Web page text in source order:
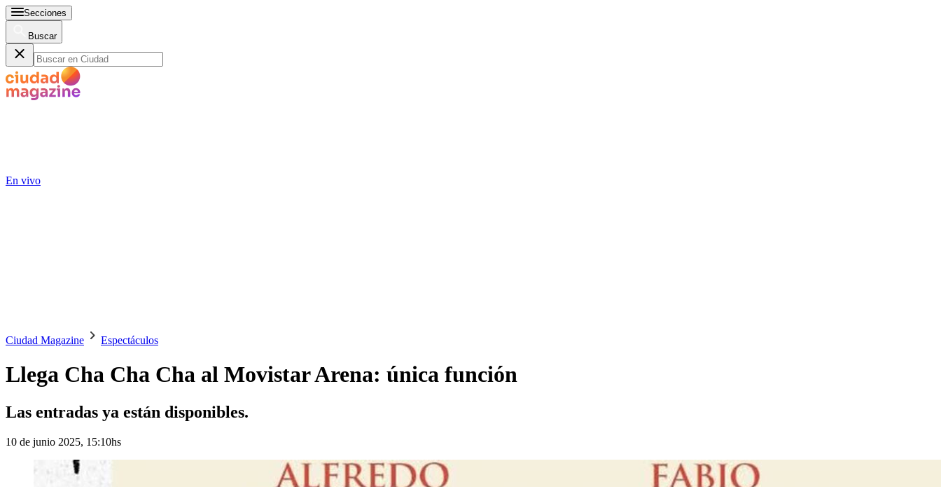
Secciones
Buscar
En vivo
Ciudad Magazine Espectáculos
Llega Cha Cha Cha al Movistar Arena: única función
Las entradas ya están disponibles.
10 de junio 2025, 15:10hs